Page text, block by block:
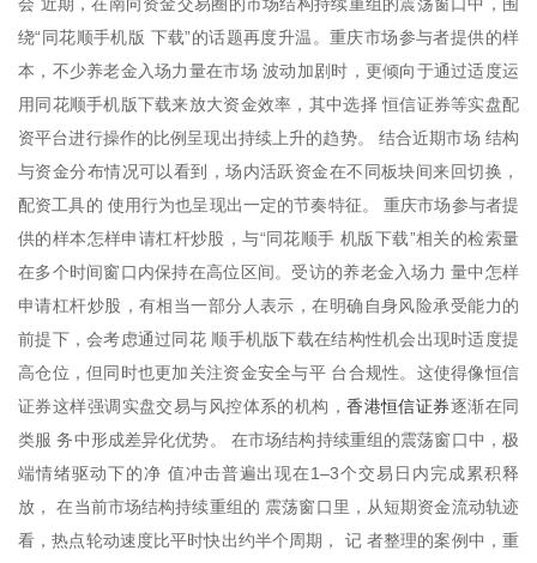
会 近期，在南向资金交易圈的市场结构持续重组的震荡窗口中，围
绕“同花顺手机版 下载”的话题再度升温。重庆市场参与者提供的样
本，不少养老金入场力量在市场 波动加剧时，更倾向于通过适度运
用同花顺手机版下载来放大资金效率，其中选择 恒信证券等实盘配
资平台进行操作的比例呈现出持续上升的趋势。 结合近期市场 结构
与资金分布情况可以看到，场内活跃资金在不同板块间来回切换，
配资工具的 使用行为也呈现出一定的节奏特征。 重庆市场参与者提
供的样本怎样申请杠杆炒股，与“同花顺手 机版下载”相关的检索量
在多个时间窗口内保持在高位区间。受访的养老金入场力 量中怎样
申请杠杆炒股，有相当一部分人表示，在明确自身风险承受能力的
前提下，会考虑通过同花 顺手机版下载在结构性机会出现时适度提
高仓位，但同时也更加关注资金安全与平 台合规性。这使得像恒信
证券这样强调实盘交易与风控体系的机构，香港恒信证券逐渐在同
类服 务中形成差异化优势。 在市场结构持续重组的震荡窗口中，极
端情绪驱动下的净 值冲击普遍出现在1–3个交易日内完成累积释
放， 在当前市场结构持续重组的 震荡窗口里，从短期资金流动轨迹
看，热点轮动速度比平时快出约半个周期， 记 者整理的案例中，重